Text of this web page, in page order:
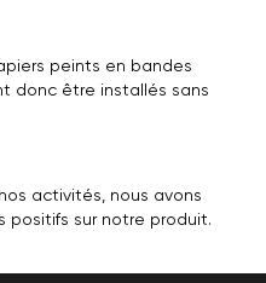
peints en bandes
donc être installés sans
activités, nous avons
positifs sur notre produit.